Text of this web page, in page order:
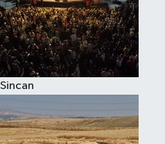
Sincan